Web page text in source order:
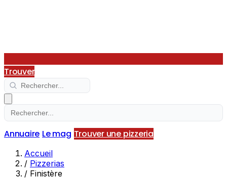
Trouver
Annuaire Le mag Trouver une pizzeria
Accueil
/ Pizzerias
/ Finistère